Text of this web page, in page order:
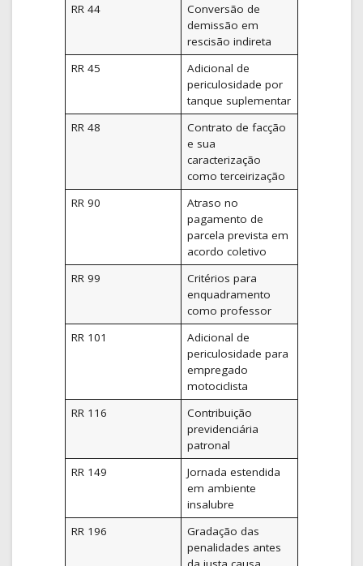
RR 44
Conversão de
demissão em
rescisão indireta
RR 45
Adicional de
periculosidade por
tanque suplementar
RR 48
Contrato de facção
e sua
caracterização
como terceirização
RR 90
Atraso no
pagamento de
parcela prevista em
acordo coletivo
RR 99
Critérios para
enquadramento
como professor
RR 101
Adicional de
periculosidade para
empregado
motociclista
RR 116
Contribuição
previdenciária
patronal
RR 149
Jornada estendida
em ambiente
insalubre
RR 196
Gradação das
penalidades antes